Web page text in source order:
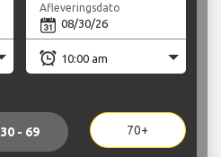
Afleveringsdato
30 - 69 70+